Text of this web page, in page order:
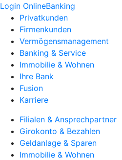
Login OnlineBanking
Privatkunden
Firmenkunden
Vermögensmanagement
Banking & Service
Immobilie & Wohnen
Ihre Bank
Fusion
Karriere
Filialen & Ansprechpartner
Girokonto & Bezahlen
Geldanlage & Sparen
Immobilie & Wohnen